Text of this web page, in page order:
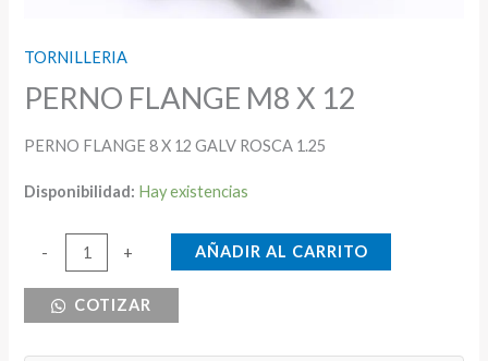
TORNILLERIA
PERNO FLANGE M8 X 12
PERNO FLANGE 8 X 12 GALV ROSCA 1.25
Disponibilidad: Hay existencias
-
FLANGE
+ AÑADIR AL CARRITO
COTIZAR